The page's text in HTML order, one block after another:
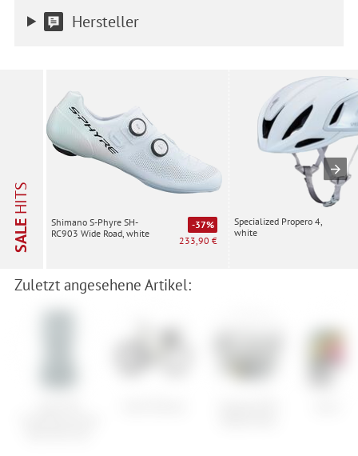
Hersteller
SALE
HITS
Shimano S-Phyre SH-
RC903 Wide Road, white
-37%
233,90 €
Specialized Propero 4,
white
Zuletzt angesehene Artikel: